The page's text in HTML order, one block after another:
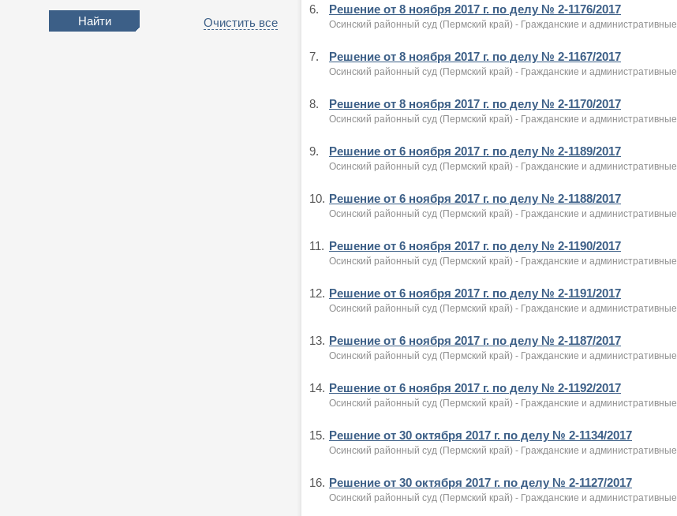
Очистить все
6. Решение от 8 ноября 2017 г. по делу № 2-1176/2017
Осинский районный суд (Пермский край) - Гражданские и административные
7. Решение от 8 ноября 2017 г. по делу № 2-1167/2017
Осинский районный суд (Пермский край) - Гражданские и административные
8. Решение от 8 ноября 2017 г. по делу № 2-1170/2017
Осинский районный суд (Пермский край) - Гражданские и административные
9. Решение от 6 ноября 2017 г. по делу № 2-1189/2017
Осинский районный суд (Пермский край) - Гражданские и административные
10. Решение от 6 ноября 2017 г. по делу № 2-1188/2017
Осинский районный суд (Пермский край) - Гражданские и административные
11. Решение от 6 ноября 2017 г. по делу № 2-1190/2017
Осинский районный суд (Пермский край) - Гражданские и административные
12. Решение от 6 ноября 2017 г. по делу № 2-1191/2017
Осинский районный суд (Пермский край) - Гражданские и административные
13. Решение от 6 ноября 2017 г. по делу № 2-1187/2017
Осинский районный суд (Пермский край) - Гражданские и административные
14. Решение от 6 ноября 2017 г. по делу № 2-1192/2017
Осинский районный суд (Пермский край) - Гражданские и административные
15. Решение от 30 октября 2017 г. по делу № 2-1134/2017
Осинский районный суд (Пермский край) - Гражданские и административные
16. Решение от 30 октября 2017 г. по делу № 2-1127/2017
Осинский районный суд (Пермский край) - Гражданские и административные